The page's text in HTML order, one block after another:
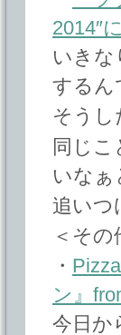
2014″
いきな
するん
そうし
同じ
いなぁ
追いつ
＜その
・
ン』
今日か